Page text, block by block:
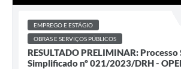
EMPREGO E ESTÁGIO
OBRAS E SERVIÇOS PÚBLICOS
RESULTADO PRELIMINAR:
Simplificado nº 021/2023/DRH -